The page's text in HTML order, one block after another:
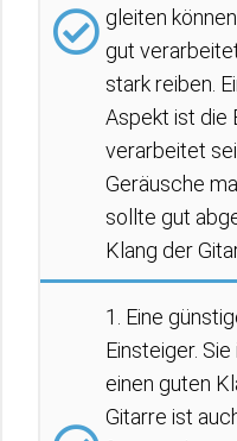
gleiten
gut
stark reiben.
Aspekt ist die
verarbeitet
Geräusche
sollte gut
Klang der
1. Eine
Einsteiger.
einen guten
Gitarre ist